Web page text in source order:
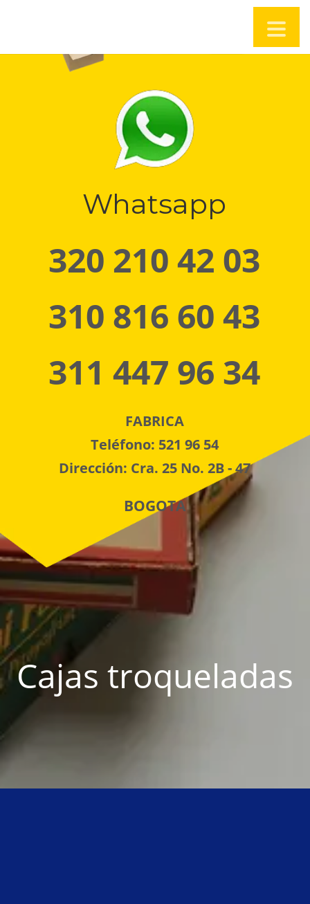
Whatsapp
320 210 42 03
310 816 60 43
311 447 96 34
FABRICA
Teléfono: 521 96 54
Dirección: Cra. 25 No. 2B - 47
BOGOTA
Cajas troqueladas